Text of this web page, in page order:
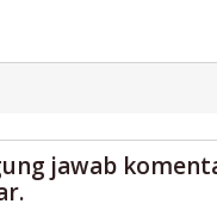
jawab